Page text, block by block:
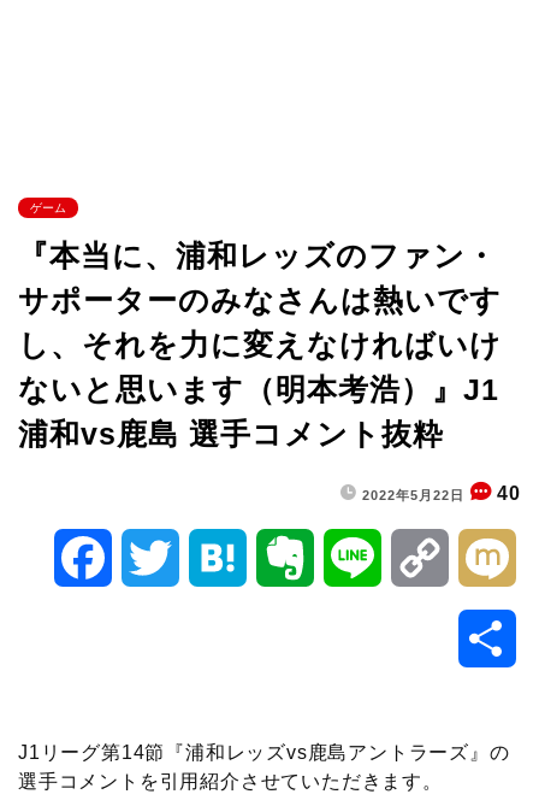
ゲーム
『本当に、浦和レッズのファン・
サポーターのみなさんは熱いです
し、それを力に変えなければいけ
ないと思います（明本考浩）』J1
浦和vs鹿島 選手コメント抜粋
2022年5月22日 40
b t n n
o
J1リーグ第14節『浦和レッズvs鹿島アントラーズ』の
選手コメントを引用紹介させていただきます。